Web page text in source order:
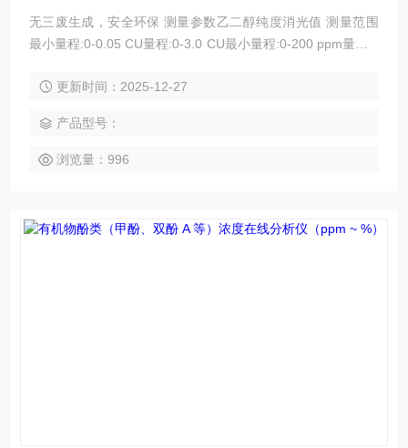
无三废生成，安全环保 测量参数乙二醇纯度消光值 测量范围
最小量程:0-0.05 CU量程:0-3.0 CU最小量程:0-200 ppm量程:0
业，双氧水行业，炼油行业，电子半导体，氯碱化工，食品生
更新时间：2025-12-27
产品型号：
浏览量：996